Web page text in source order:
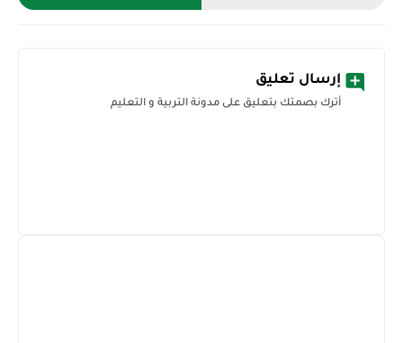
إرسال تعليق
أترك بصمتك بتعليق على مدونة التربية و التعليم